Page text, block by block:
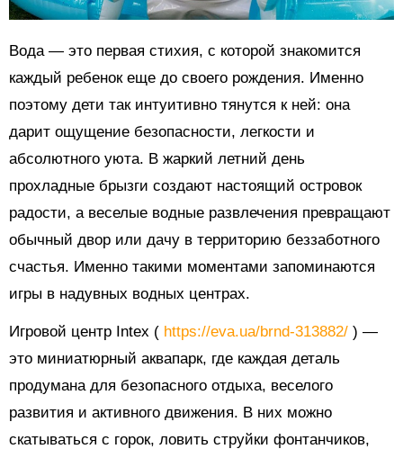
Вода — это первая стихия, с которой знакомится
каждый ребенок еще до своего рождения. Именно
поэтому дети так интуитивно тянутся к ней: она
дарит ощущение безопасности, легкости и
абсолютного уюта. В жаркий летний день
прохладные брызги создают настоящий островок
радости, а веселые водные развлечения превращают
обычный двор или дачу в территорию беззаботного
счастья. Именно такими моментами запоминаются
игры в надувных водных центрах.
Игровой центр Intex ( https://eva.ua/brnd-313882/ ) —
это миниатюрный аквапарк, где каждая деталь
продумана для безопасного отдыха, веселого
развития и активного движения. В них можно
скатываться с горок, ловить струйки фонтанчиков,